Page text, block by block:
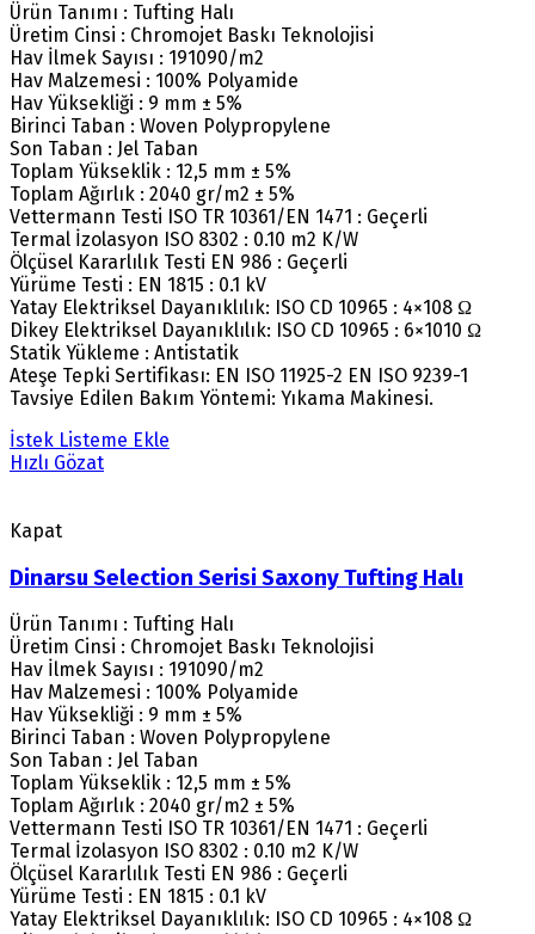
Ürün Tanımı : Tufting Halı
Üretim Cinsi : Chromojet Baskı Teknolojisi
Hav İlmek Sayısı : 191090/m2
Hav Malzemesi : 100% Polyamide
Hav Yüksekliği : 9 mm ± 5%
Birinci Taban : Woven Polypropylene
Son Taban : Jel Taban
Toplam Yükseklik : 12,5 mm ± 5%
Toplam Ağırlık : 2040 gr/m2 ± 5%
Vettermann Testi ISO TR 10361/EN 1471 : Geçerli
Termal İzolasyon ISO 8302 : 0.10 m2 K/W
Ölçüsel Kararlılık Testi EN 986 : Geçerli
Yürüme Testi : EN 1815 : 0.1 kV
Yatay Elektriksel Dayanıklılık: ISO CD 10965 : 4×108 Ω
Dikey Elektriksel Dayanıklılık: ISO CD 10965 : 6×1010 Ω
Statik Yükleme : Antistatik
Ateşe Tepki Sertifikası: EN ISO 11925-2 EN ISO 9239-1
Tavsiye Edilen Bakım Yöntemi: Yıkama Makinesi.
İstek Listeme Ekle
Hızlı Gözat
Kapat
Dinarsu Selection Serisi Saxony Tufting Halı
Ürün Tanımı : Tufting Halı
Üretim Cinsi : Chromojet Baskı Teknolojisi
Hav İlmek Sayısı : 191090/m2
Hav Malzemesi : 100% Polyamide
Hav Yüksekliği : 9 mm ± 5%
Birinci Taban : Woven Polypropylene
Son Taban : Jel Taban
Toplam Yükseklik : 12,5 mm ± 5%
Toplam Ağırlık : 2040 gr/m2 ± 5%
Vettermann Testi ISO TR 10361/EN 1471 : Geçerli
Termal İzolasyon ISO 8302 : 0.10 m2 K/W
Ölçüsel Kararlılık Testi EN 986 : Geçerli
Yürüme Testi : EN 1815 : 0.1 kV
Yatay Elektriksel Dayanıklılık: ISO CD 10965 : 4×108 Ω